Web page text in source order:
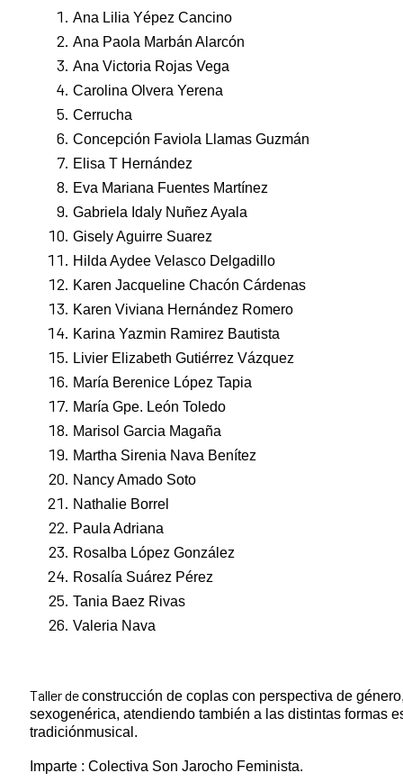
Ana Lilia Yépez Cancino
Ana Paola Marbán Alarcón
Ana Victoria Rojas Vega
Carolina Olvera Yerena
Cerrucha
Concepción Faviola Llamas Guzmán
Elisa T Hernández
Eva Mariana Fuentes Martínez
Gabriela Idaly Nuñez Ayala
Gisely Aguirre Suarez
Hilda Aydee Velasco Delgadillo
Karen Jacqueline Chacón Cárdenas
Karen Viviana Hernández Romero
Karina Yazmin Ramirez Bautista
Livier Elizabeth Gutiérrez Vázquez
María Berenice López Tapia
María Gpe. León Toledo
Marisol Garcia Magaña
Martha Sirenia Nava Benítez
Nancy Amado Soto
Nathalie Borrel
Paula Adriana
Rosalba López González
Rosalía Suárez Pérez
Tania Baez Rivas
Valeria Nava
Taller deconstrucción de coplas con perspectiva de
sexogenérica, atendiendo también a las distintas formas
tradiciónmusical.
Imparte : Colectiva Son Jarocho Feminista.